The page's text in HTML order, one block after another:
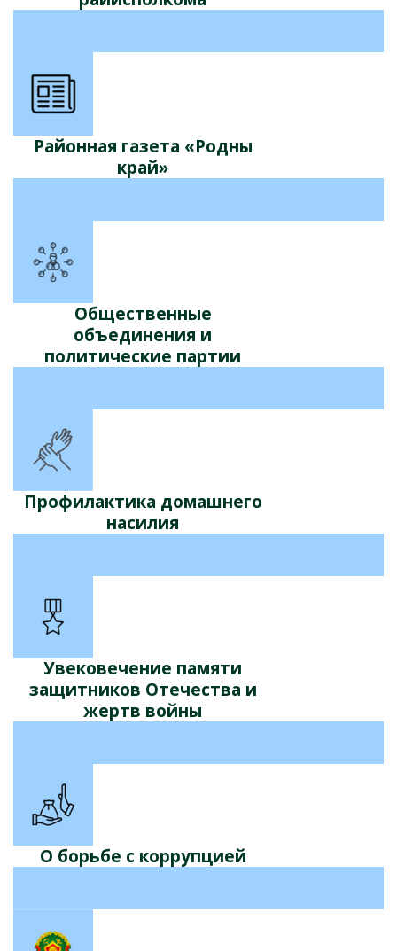
Районная газета «Родны
край»
Общественные
объединения и
политические партии
Профилактика домашнего
насилия
Увековечение памяти
защитников Отечества и
жертв войны
О борьбе с коррупцией